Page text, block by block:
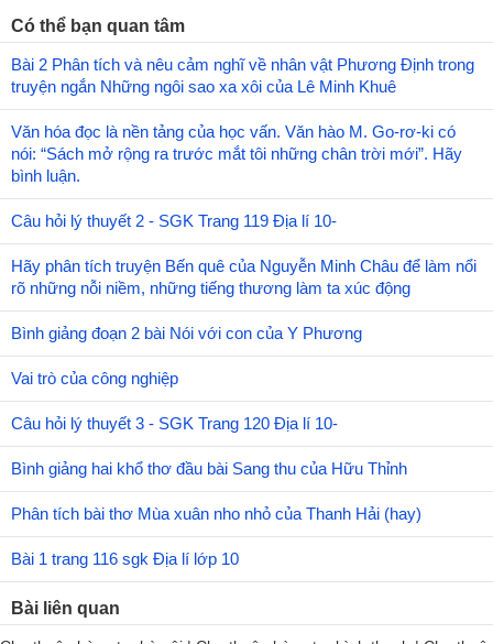
Có thể bạn quan tâm
Bài 2 Phân tích và nêu cảm nghĩ về nhân vật Phương Định trong
truyện ngắn Những ngôi sao xa xôi của Lê Minh Khuê
Văn hóa đọc là nền tảng của học vấn. Văn hào M. Go-rơ-ki có
nói: “Sách mở rộng ra trước mắt tôi những chân trời mới”. Hãy
bình luận.
Câu hỏi lý thuyết 2 - SGK Trang 119 Địa lí 10-
Hãy phân tích truyện Bến quê của Nguyễn Minh Châu để làm nổi
rõ những nỗi niềm, những tiếng thương làm ta xúc động
Bình giảng đoạn 2 bài Nói với con của Y Phương
Vai trò của công nghiệp
Câu hỏi lý thuyết 3 - SGK Trang 120 Địa lí 10-
Bình giảng hai khổ thơ đầu bài Sang thu của Hữu Thỉnh
Phân tích bài thơ Mùa xuân nho nhỏ của Thanh Hải (hay)
Bài 1 trang 116 sgk Địa lí lớp 10
Bài liên quan